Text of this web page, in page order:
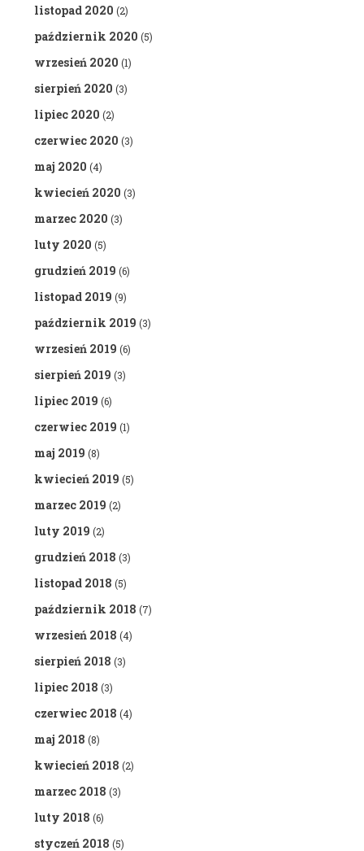
listopad 2020 (2)
październik 2020 (5)
wrzesień 2020 (1)
sierpień 2020 (3)
lipiec 2020 (2)
czerwiec 2020 (3)
maj 2020 (4)
kwiecień 2020 (3)
marzec 2020 (3)
luty 2020 (5)
grudzień 2019 (6)
listopad 2019 (9)
październik 2019 (3)
wrzesień 2019 (6)
sierpień 2019 (3)
lipiec 2019 (6)
czerwiec 2019 (1)
maj 2019 (8)
kwiecień 2019 (5)
marzec 2019 (2)
luty 2019 (2)
grudzień 2018 (3)
listopad 2018 (5)
październik 2018 (7)
wrzesień 2018 (4)
sierpień 2018 (3)
lipiec 2018 (3)
czerwiec 2018 (4)
maj 2018 (8)
kwiecień 2018 (2)
marzec 2018 (3)
luty 2018 (6)
styczeń 2018 (5)